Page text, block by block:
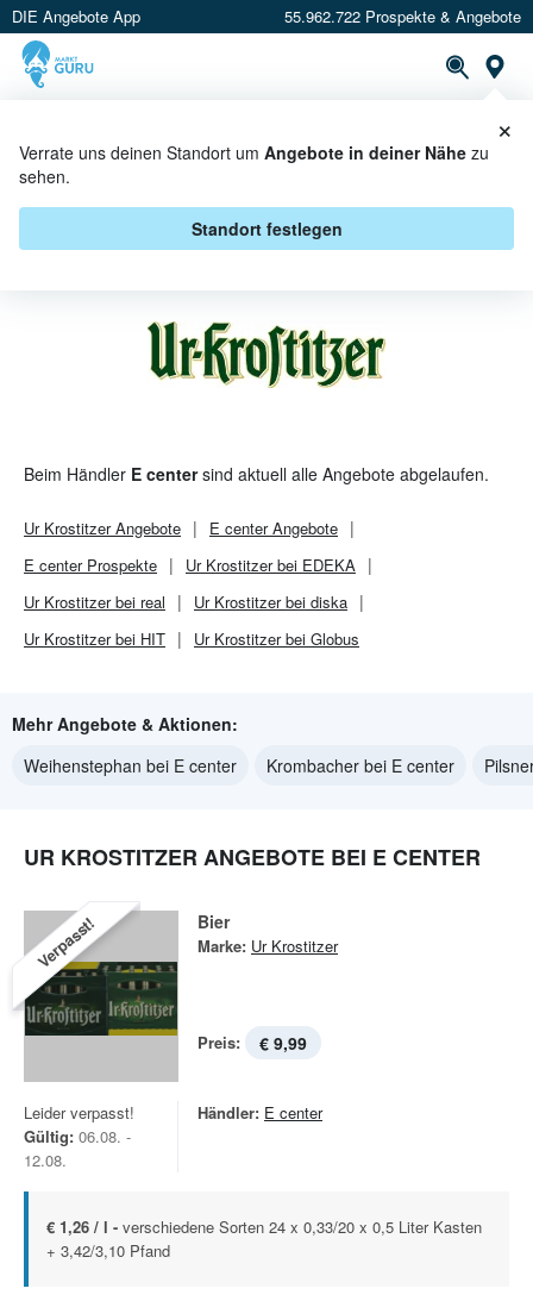
DIE Angebote App 55.962.722 Prospekte & Angebote
Verrate uns deinen Standort um Angebote in deiner Nähe zu
sehen.
Standort festlegen
×
UR KROSTITZER BEI E CENTER -
ANGEBOTE & AKTIONEN
Beim Händler E centersind aktuell alle Angebote abgelaufen.
Ur KrostitzerAngebote E centerAngebote
E centerProspekte
Ur Krostitzer bei EDEKA
Ur Krostitzer bei real
Ur Krostitzer bei diska
Ur Krostitzer bei HIT
Ur Krostitzer bei Globus
Mehr Angebote & Aktionen:
Weihenstephan bei E center
Krombacher bei E center
UR KROSTITZER ANGEBOTE BEI E CENTER
Verpasst! Bier
Marke: Ur Krostitzer
Preis: € 9,99
Leider verpasst!
Gültig: 06.08. -
12.08.
Händler: E center
€ 1,26 / l - verschiedene Sorten 24 x 0,33/20 x 0,5 Liter Kasten
+ 3,42/3,10 Pfand